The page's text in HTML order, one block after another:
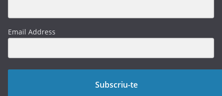
Email Address
Subscriu-te